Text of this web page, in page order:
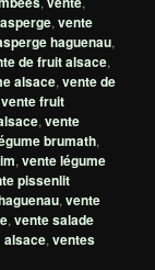
,vente
haguenau,
de fruit alsace,
alsace,vente de
vente fruit
,vente
brumath,
,vente légume
pissenlit
,vente
,vente salade
alsace,ventes